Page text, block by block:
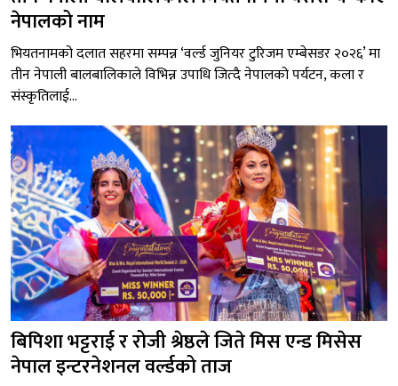
नेपालको नाम
भियतनामको दलात सहरमा सम्पन्न ‘वर्ल्ड जुनियर टुरिजम एम्बेसडर २०२६’ मा
तीन नेपाली बालबालिकाले विभिन्न उपाधि जित्दै नेपालको पर्यटन, कला र
संस्कृतिलाई...
बिपिशा भट्टराई र रोजी श्रेष्ठले जिते मिस एन्ड मिसेस
नेपाल इन्टरनेशनल वर्ल्डको ताज